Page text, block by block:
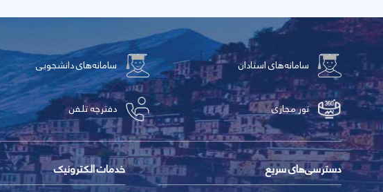
سامانه‌های استادان سامانه‌های دانشجویی
تور مجازی دفترچه تلفن
دسترسی‌های سریع خدمات الکترونیک